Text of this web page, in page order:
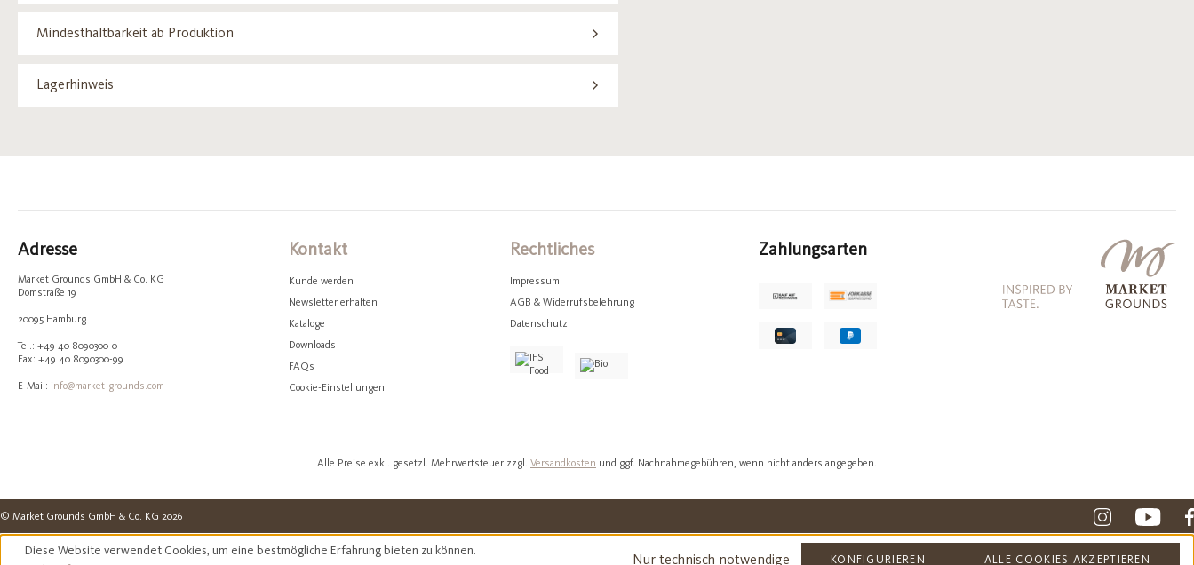
Mindesthaltbarkeit ab Produktion
Lagerhinweis
Adresse
Market Grounds GmbH & Co. KG
Domstraße 19
20095 Hamburg
Tel.: +49 40 8090300-0
Fax: +49 40 8090300-99
E-Mail: info@market-grounds.com
Kontakt
Kunde werden
Newsletter erhalten
Kataloge
Downloads
FAQs
Cookie-Einstellungen
Rechtliches
Impressum
AGB & Widerrufsbelehrung
Datenschutz
Zahlungsarten
Alle Preise exkl. gesetzl. Mehrwertsteuer zzgl. Versandkosten und ggf. Nachnahmegebühren, wenn nicht anders angegeben.
© Market Grounds GmbH & Co. KG 2026
Diese Website verwendet Cookies, um eine bestmögliche Erfahrung bieten zu können.
Nur technisch notwendige KONFIGURIEREN ALLE COOKIES AKZEPTIEREN